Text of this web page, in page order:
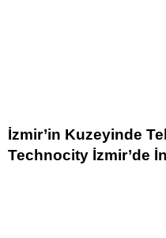
İzmir’in Kuzeyinde
Technocity İzmir’de